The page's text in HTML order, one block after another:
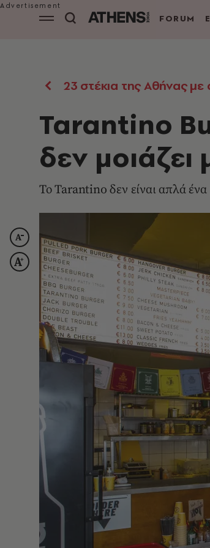
FORUM
23 στέκια της Αθήνας
Tarantino
δεν
Το Tarantino δεν είναι απλά ένα